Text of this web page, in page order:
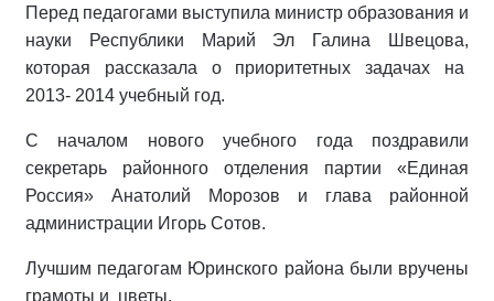
Перед педагогами выступила министр образования и
науки Республики Марий Эл Галина Швецова,
которая рассказала о приоритетных задачах на
2013- 2014 учебный год.
С началом нового учебного года поздравили
секретарь районного отделения партии «Единая
Россия» Анатолий Морозов и глава районной
администрации Игорь Сотов.
Лучшим педагогам Юринского района были вручены
грамоты и цветы.